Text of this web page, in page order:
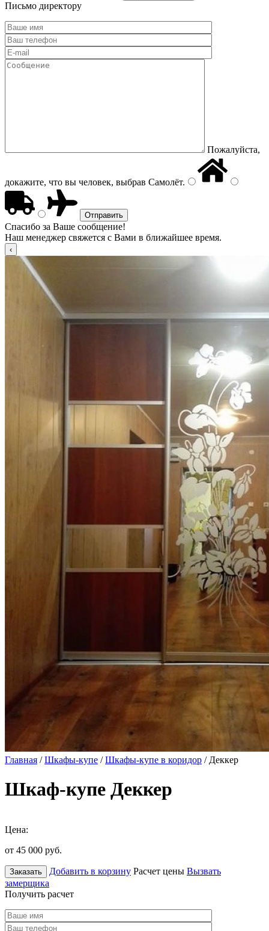
Письмо директору
Пожалуйста,
докажите, что вы человек, выбрав Самолёт.
Спасибо за Ваше сообщение!
Наш менеджер свяжется с Вами в ближайшее время.
Главная /Шкафы-купе /Шкафы-купе в коридор / Деккер
Шкаф-купе Деккер
Цена:
от 45 000 руб.
Заказать Добавить в корзину Расчет цены Вызвать
замерщика
Получить расчет